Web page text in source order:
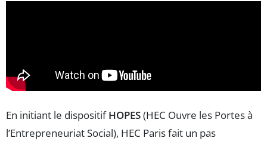
En initiant le dispositifHOPES(HEC Ouvre les Portes à
l’Entrepreneuriat Social), HEC Paris fait un pas